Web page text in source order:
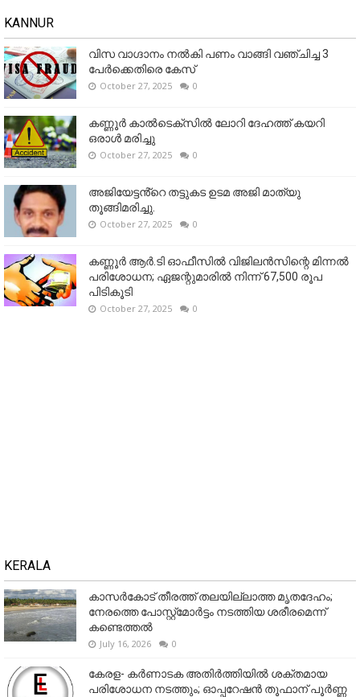
KANNUR
വിസ വാഗ്ദാനം നൽകി പണം വാങ്ങി വഞ്ചിച്ച 3
പേർക്കെതിരെ കേസ്
October 27, 2025 0
കണ്ണൂര്‍ കാല്‍ടെക്‌സില്‍ ലോറി ദേഹത്ത് കയറി
ഒരാള്‍ മരിച്ചു
October 27, 2025 0
അജിയേട്ടൻ്റെ തട്ടുകട ഉടമ അജി മാത്യു
തൂങ്ങിമരിച്ചു.
October 27, 2025 0
കണ്ണൂര്‍ ആര്‍.ടി ഓഫീസില്‍ വിജിലൻസിന്റെ മിന്നല്‍
പരിശോധന; ഏജന്റുമാരില്‍ നിന്ന് 67,500 രൂപ
പിടികൂടി
October 27, 2025 0
KERALA
കാസർകോട് തീരത്ത് തലയില്ലാത്ത മൃതദേഹം;
നേരത്തെ പോസ്റ്റ്‌മോർട്ടം നടത്തിയ ശരീരമെന്ന്
കണ്ടെത്തൽ
July 16, 2026 0
കേരള- കർണാടക അതിർത്തിയിൽ ശക്തമായ
പരിശോധന നടത്തും; ഓപ്പറേഷൻ തൂഫാന് പൂർണ്ണ